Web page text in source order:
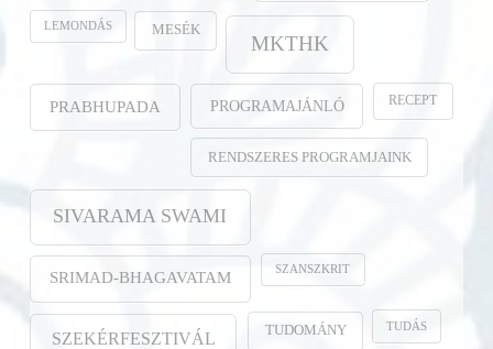
LEMONDÁS MESÉK
MKTHK
PRABHUPADA PROGRAMAJÁNLÓ RECEPT
RENDSZERES PROGRAMJAINK
SIVARAMA SWAMI
SRIMAD-BHAGAVATAM SZANSZKRIT
SZEKÉRFESZTIVÁL TUDOMÁNY TUDÁS